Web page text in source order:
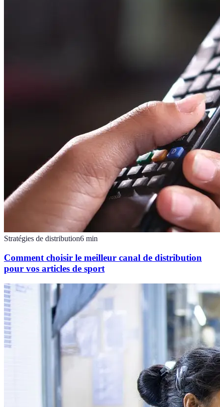
Stratégies de distribution6 min
Comment choisir le meilleur canal de distribution
pour vos articles de sport